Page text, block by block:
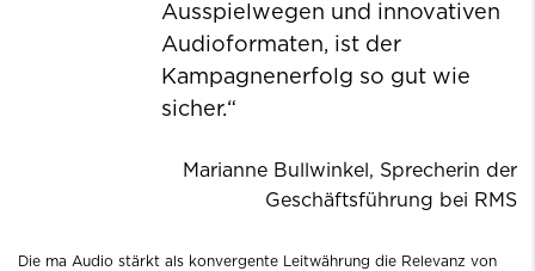
Ausspielwegen und innovativen
Audioformaten, ist der
Kampagnenerfolg so gut wie
sicher.“
Marianne Bullwinkel, Sprecherin der
Geschäftsführung bei RMS
Die ma Audio stärkt als konvergente Leitwährung die Relevanz von